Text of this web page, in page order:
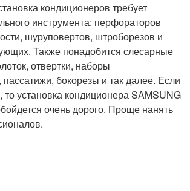
кондиционеров требует
инструмента: перфораторов
шуруповертов, штроборезов и
Также понадобится слесарные
отвертки, наборы
пассатижи, бокорезы и так далее. Если
то установка кондиционера SAMSUNG
очень дорого. Проще нанять